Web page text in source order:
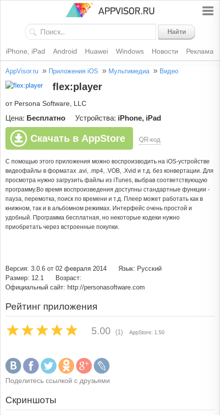
Найти
iPhone, iPad Android Huawei Windows Новости Реклама
AppVisor.ru » Приложения iOS » Мультимедиа » Видео
flex:player
от Persona Software, LLC
Цена: Бесплатно Устройства: iPhone, iPad
Скачать в AppStore QR-код
С помощью этого приложения можно воспроизводить на iOS-устройстве
видеофайлы в форматах .avi, .mp4, .VOB, .Xvid и т.д. без конвертации. Для
просмотра нужно загрузить файлы из iTunes, выбрав соответствующую
программу.Во время воспроизведения доступны стандартные функции -
пауза, перемотка, поиск по времени и т.д. Плеер может работать как в
книжном, так и в альбомном режимах. Интерфейс очень простой и
удобный. Программа бесплатная, но некоторые кодеки нужно
приобретать через встроенные покупки.
Версия: 3.0.6 от 02 февраля 2014
Язык: Русский
Размер: 12.1
Возраст:
Официальный сайт: http://personasoftware.com
Рейтинг приложения
5.00 (1) AppStore: 1.50
Поделитесь ссылкой с друзьями
Скриншоты